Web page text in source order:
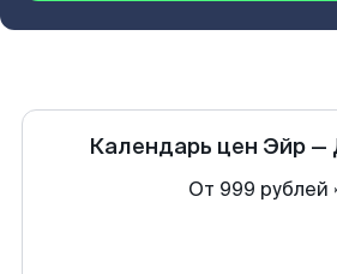
Календарь цен Эйр —
От 999 рублей